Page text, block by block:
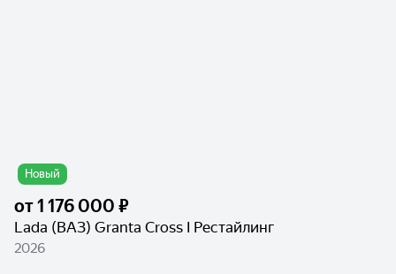
Новый
от1 176 000 ₽
Lada (ВАЗ) Granta Cross I Рестайлинг
2026